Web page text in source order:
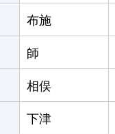
布施
師
相俣
下津